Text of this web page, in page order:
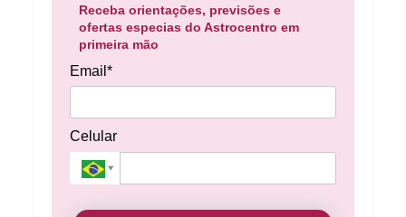
Receba orientações, previsões e
ofertas especias do Astrocentro em
primeira mão
Email*
Celular